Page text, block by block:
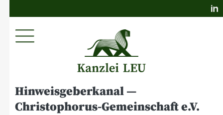
Hin­weis­ge­ber­ka­nal —
Chris­to­pho­rus-Gemein­schaft e.V.